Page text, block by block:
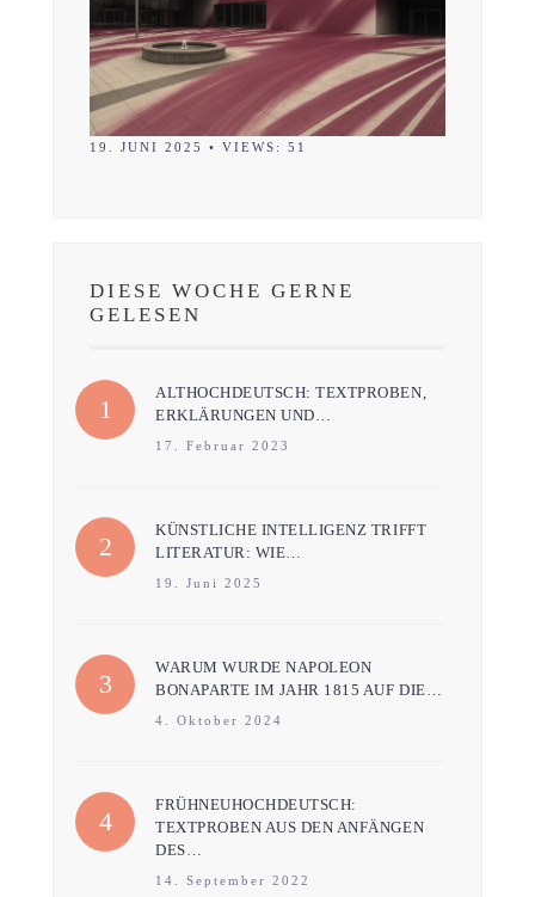
19. JUNI 2025 • VIEWS: 51
DIESE WOCHE GERNE
GELESEN
ALTHOCHDEUTSCH: TEXTPROBEN,
ERKLÄRUNGEN UND…
17. Februar 2023
KÜNSTLICHE INTELLIGENZ TRIFFT
LITERATUR: WIE…
19. Juni 2025
WARUM WURDE NAPOLEON
BONAPARTE IM JAHR 1815 AUF DIE…
4. Oktober 2024
FRÜHNEUHOCHDEUTSCH:
TEXTPROBEN AUS DEN ANFÄNGEN
DES…
14. September 2022